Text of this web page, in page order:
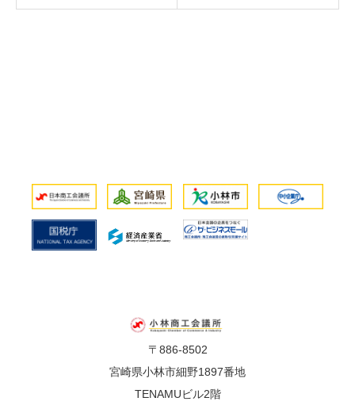
〒886-8502
宮崎県小林市細野1897番地
TENAMUビル2階